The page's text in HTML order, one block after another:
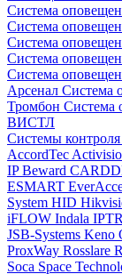
Система
Система
Система
Система
Система
Арсенал Система
Тромбон Система
ВИСТЛ
Системы контроля
AccordTec
IPBeward
ESMART
System HID
iFLOW Indala
JSB-Systems Keno
ProxWay Rosslare
Soca Space